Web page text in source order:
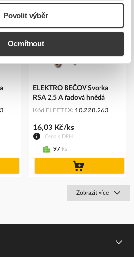
Povolit výběr
Odmítnout
ELEKTRO BEČOV Svorka
RSA 2,5 A řadová hnědá
Kód ELFETEX 10.228.263
Cena s DPH
16,03 Kč/ks
97 ks
Zobrazit více